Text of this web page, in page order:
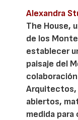
Alexandra
The House,
de los
establecer
paisaje del
Arquitectos,
abiertos,
medida